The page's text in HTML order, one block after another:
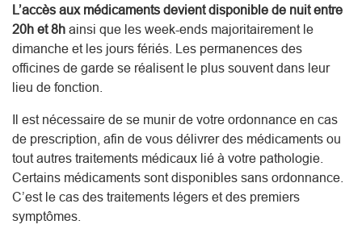
L’accès aux médicaments devient disponible de nuit entre
20h et 8h ainsi que les week-ends majoritairement le
dimanche et les jours fériés. Les permanences des
officines de garde se réalisent le plus souvent dans leur
lieu de fonction.
Il est nécessaire de se munir de votre ordonnance en cas
de prescription, afin de vous délivrer des médicaments ou
tout autres traitements médicaux lié à votre pathologie.
Certains médicaments sont disponibles sans ordonnance.
C’est le cas des traitements légers et des premiers
symptômes.